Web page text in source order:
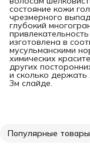
состояние кожи
чрезмерного
глубокий
изготовлена в
мусульманскими
химических
других
и сколько
3м слайде.
Популярные товары